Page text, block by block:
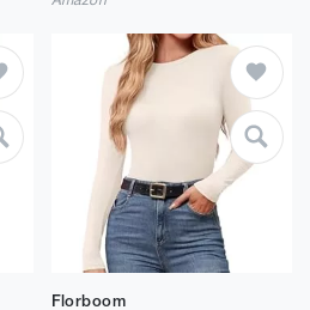
Florboom